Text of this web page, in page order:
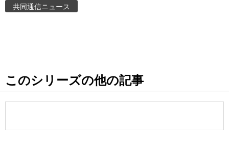
People
公式SNS
共同通信ニュース
このシリーズの他の記事